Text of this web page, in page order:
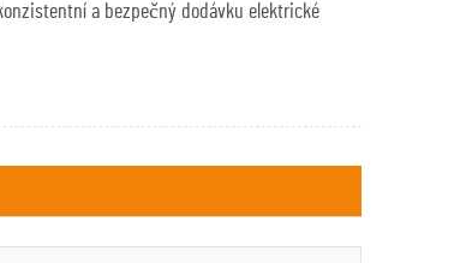
a bezpečný dodávku elektrické